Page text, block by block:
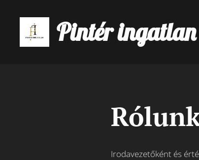
Pintér ingatlan
Irodavezetőként és